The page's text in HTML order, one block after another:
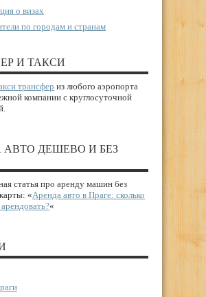
о визах
по городам и странам
И ТАКСИ
трансфер из любого аэропорта
компании с круглосуточной
АВТО ДЕШЕВО И БЕЗ
статья про аренду машин без
«Аренда авто в Праге: сколько
«